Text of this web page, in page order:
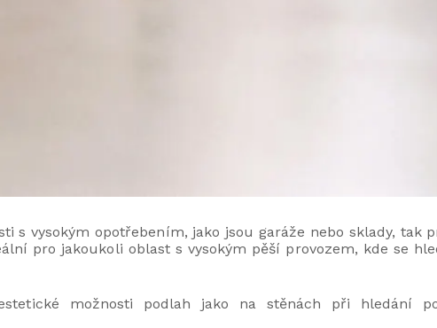
s vysokým opotřebením, jako jsou garáže nebo sklady, tak
pro jakoukoli oblast s vysokým pěší provozem, kde se
možnosti podlah jako na stěnách při hledání